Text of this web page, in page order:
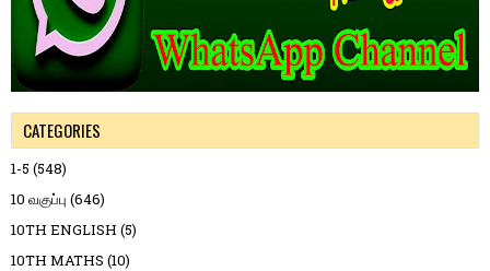
CATEGORIES
1-5 (548)
10 வகுப்பு (646)
10TH ENGLISH (5)
10TH MATHS (10)